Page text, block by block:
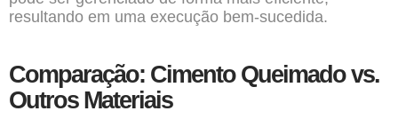
resultando em uma execução bem-sucedida.
Comparação: Cimento Queimado vs.
Outros Materiais